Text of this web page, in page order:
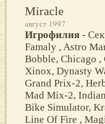
Miracle
август 1997
Игрофилия -
Famaly , Astro
Bobble, Chicago
Xinox, Dynasty
Grand Prix-2,
Mad Mix-2,
Bike Simulator,
Line Of Fire ,